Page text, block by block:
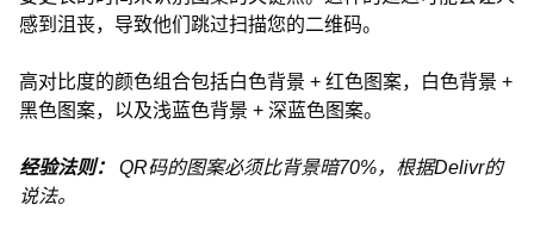
感到沮丧，导致他们跳过扫描您的二维码。
高对比度的颜色组合包括白色背景 + 红色图案，白色背景 +
黑色图案，以及浅蓝色背景 + 深蓝色图案。
经验法则： QR码的图案必须比背景暗70%，根据Delivr的
说法。